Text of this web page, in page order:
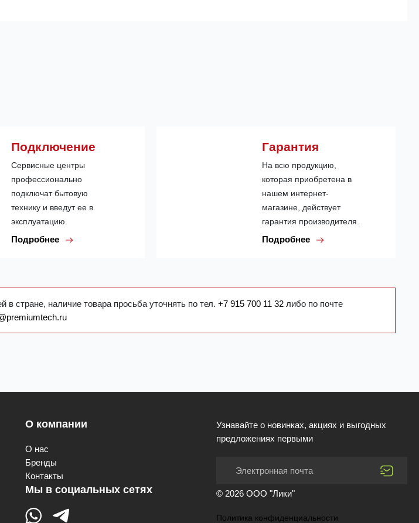
Подключение
Сервисные центры
профессионально
подключат бытовую
технику и введут ее в
эксплуатацию.
Подробнее
Гарантия
На всю продукцию,
которая приобретена в
нашем интернет-
магазине, действует
гарантия производителя.
Подробнее
стране, наличие товара просьба уточнять по тел. +7 915 700 11 32 либо по почте
О компании
О нас
Бренды
Контакты
Мы в социальных сетях
Узнавайте о новинках, акциях и выгодных
предложениях первыми
© 2026 ООО "Лики"
Политика конфиденциальности